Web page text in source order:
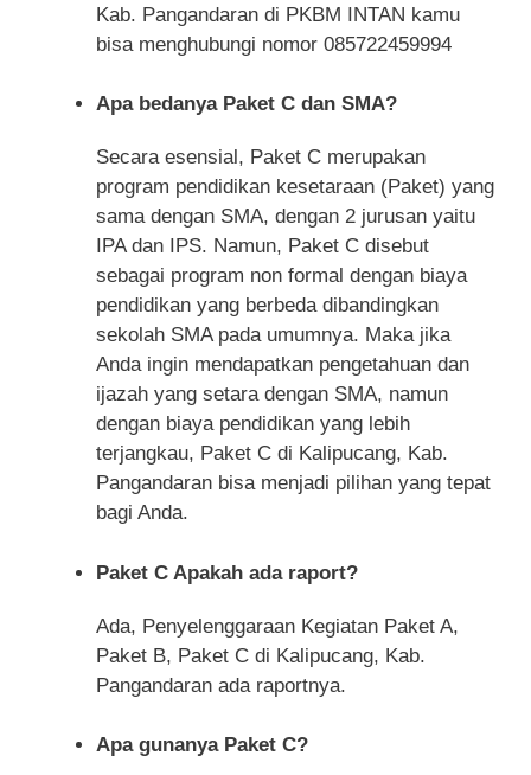
Kab. Pangandaran di PKBM INTAN kamu
bisa menghubungi nomor 085722459994
Apa bedanya Paket C dan SMA?
Secara esensial, Paket C merupakan
program pendidikan kesetaraan (Paket) yang
sama dengan SMA, dengan 2 jurusan yaitu
IPA dan IPS. Namun, Paket C disebut
sebagai program non formal dengan biaya
pendidikan yang berbeda dibandingkan
sekolah SMA pada umumnya. Maka jika
Anda ingin mendapatkan pengetahuan dan
ijazah yang setara dengan SMA, namun
dengan biaya pendidikan yang lebih
terjangkau, Paket C di Kalipucang, Kab.
Pangandaran bisa menjadi pilihan yang tepat
bagi Anda.
Paket C Apakah ada raport?
Ada, Penyelenggaraan Kegiatan Paket A,
Paket B, Paket C di Kalipucang, Kab.
Pangandaran ada raportnya.
Apa gunanya Paket C?